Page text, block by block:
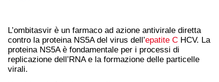
L’ombitasvir è un farmaco ad azione antivirale diretta
contro la proteina NS5A del virus dell’epatite C HCV. La
proteina NS5A è fondamentale per i processi di
replicazione dell’RNA e la formazione delle particelle
virali.